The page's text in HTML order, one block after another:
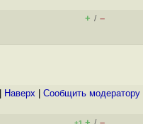
+ / –
Наверх Cообщить модератору